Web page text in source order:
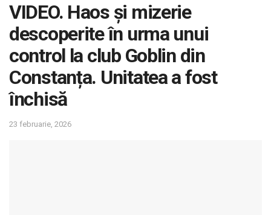
VIDEO. Haos și mizerie
descoperite în urma unui
control la club Goblin din
Constanța. Unitatea a fost
închisă
23 februarie, 2026